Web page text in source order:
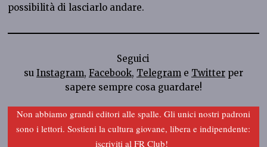
possibilità di lasciarlo andare.
Seguici
su Instagram, Facebook, Telegrame Twitterper
sapere sempre cosa guardare!
Non abbiamo grandi editori alle spalle. Gli unici nostri padroni
sono i lettori. Sostieni la cultura giovane, libera e indipendente:
iscriviti alFR Club!